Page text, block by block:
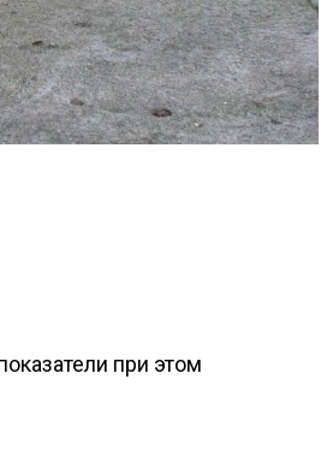
при этом